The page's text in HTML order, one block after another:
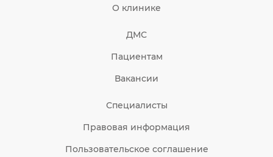
О клинике
ДМС
Пациентам
Вакансии
Специалисты
Правовая информация
Пользовательское соглашение